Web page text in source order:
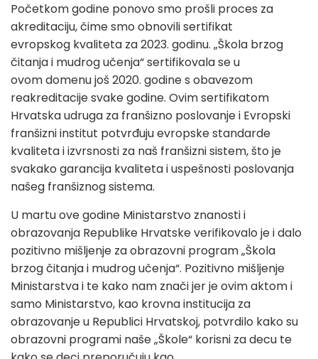
Početkom godine ponovo smo prošli proces za
akreditaciju, čime smo obnovili sertifikat
evropskog kvaliteta za 2023. godinu. „Škola brzog
čitanja i mudrog učenja“ sertifikovala se u
ovom domenu još 2020. godine s obavezom
reakreditacije svake godine. Ovim sertifikatom
Hrvatska udruga za franšizno poslovanje i Evropski
franšizni institut potvrđuju evropske standarde
kvaliteta i izvrsnosti za naš franšizni sistem, što je
svakako garancija kvaliteta i uspešnosti poslovanja
našeg franšiznog sistema.
U martu ove godine Ministarstvo znanosti i
obrazovanja Republike Hrvatske verifikovalo je i dalo
pozitivno mišljenje za obrazovni program „Škola
brzog čitanja i mudrog učenja“. Pozitivno mišljenje
Ministarstva i te kako nam znači jer je ovim aktom i
samo Ministarstvo, kao krovna institucija za
obrazovanje u Republici Hrvatskoj, potvrdilo kako su
obrazovni programi naše „Škole“ korisni za decu te